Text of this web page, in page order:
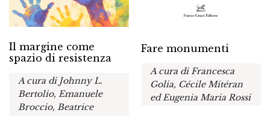
Il margine come
spazio di resistenza
A cura di Johnny L.
Bertolio, Emanuele
Broccio, Beatrice
Fare monumenti
A cura di Francesca
Golia, Cécile Mitéran
ed Eugenia Maria Rossi